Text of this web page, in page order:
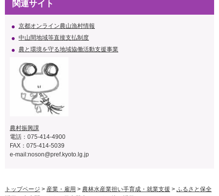
関連サイト
京都オンライン農山漁村情報
中山間地域等直接支払制度
農と環境を守る地域協働活動支援事業
農村振興課
電話：075-414-4900
FAX：075-414-5039
e-mail:noson@pref.kyoto.lg.jp
トップページ > 産業・雇用 > 農林水産業担い手育成・就業支援 > ふるさと保全